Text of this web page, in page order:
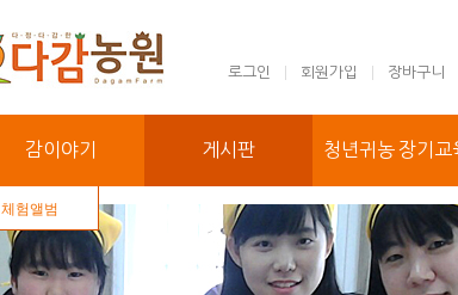
로그인 회원가입 장바구니
체험앨범
감이야기 게시판 청년귀농 장기교